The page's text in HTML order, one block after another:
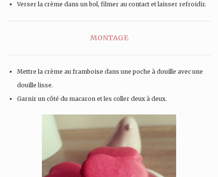
Verser la crème dans un bol, filmer au contact et laisser refroidir.
MONTAGE
Mettre la crème au framboise dans une poche à douille avec une
douille lisse.
Garnir un côté du macaron et les coller deux à deux.